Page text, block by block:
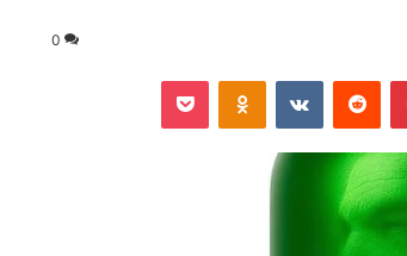
0
بينتيريست ‏Reddit
‏VKontakte
Odnoklassniki
‫Pocket